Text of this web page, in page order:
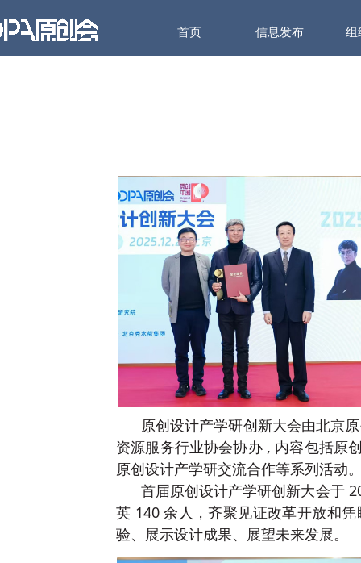
首页 信息发布 组
原创设计产学研创新大会由北京
资源服务行业协会协办 , 内容包括原
原创设计产学研交流合作等系列活动
首届原创设计产学研创新大会于
英 140 余人，齐聚见证改革开放和
验、展示设计成果、展望未来发展。